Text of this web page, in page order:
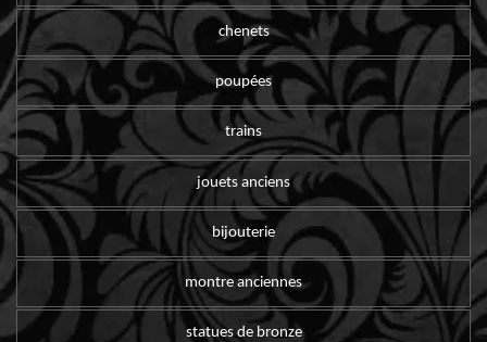
chenets
poupées
trains
jouets anciens
bijouterie
montre anciennes
statues de bronze